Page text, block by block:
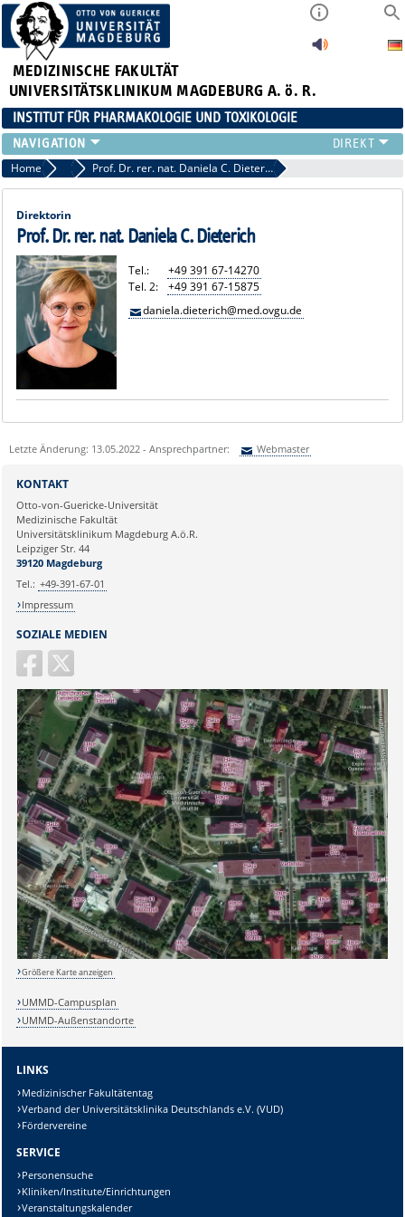
MEDIZINISCHE FAKULTÄT
UNIVERSITÄTSKLINIKUM MAGDEBURG A. ö. R.
INSTITUT FÜR PHARMAKOLOGIE UND TOXIKOLOGIE
DAS INSTITUT
DAS TEAM
FORSCHUNG
STUDIUM & LEHRE
ANFAHRT
Home Neurale Plastizität und Kommunikation Prof. Dr. rer. nat. Daniela C. Dieterich
Direktorin
Prof. Dr. rer. nat. Daniela C. Dieterich
Tel.:
+49 391 67-14270
Tel. 2:
+49 391 67-15875
daniela.dieterich@med.ovgu.de
Letzte Änderung: 13.05.2022 - Ansprechpartner: Webmaster
Ihre E-Mailadresse:
Ihr Anliegen:
Sicherheitsabfrage:
Lösung:
SOZIALE MEDIEN
KONTAKT
Otto-von-Guericke-Universität
Medizinische Fakultät
Universitätsklinikum Magdeburg A.ö.R.
Leipziger Str. 44
39120 Magdeburg
Tel.: +49-391-67-01
Impressum
Größere Karte anzeigen
UMMD-Campusplan
UMMD-Außenstandorte
LINKS
Medizinischer Fakultätentag
Verband der Universitätsklinika Deutschlands e.V. (VUD)
Fördervereine
SERVICE
Personensuche
Kliniken/Institute/Einrichtungen
Veranstaltungskalender